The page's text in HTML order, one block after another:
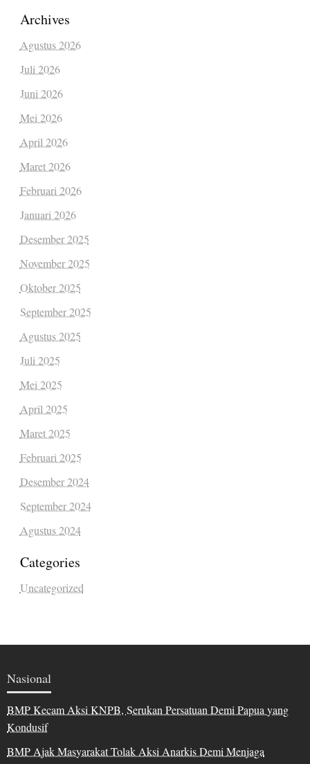
Archives
Agustus 2026
Juli 2026
Juni 2026
Mei 2026
April 2026
Maret 2026
Februari 2026
Januari 2026
Desember 2025
November 2025
Oktober 2025
September 2025
Agustus 2025
Juli 2025
Mei 2025
April 2025
Maret 2025
Februari 2025
Desember 2024
September 2024
Agustus 2024
Categories
Uncategorized
Nasional
BMP Kecam Aksi KNPB, Serukan Persatuan Demi Papua yang
Kondusif
BMP Ajak Masyarakat Tolak Aksi Anarkis Demi Menjaga